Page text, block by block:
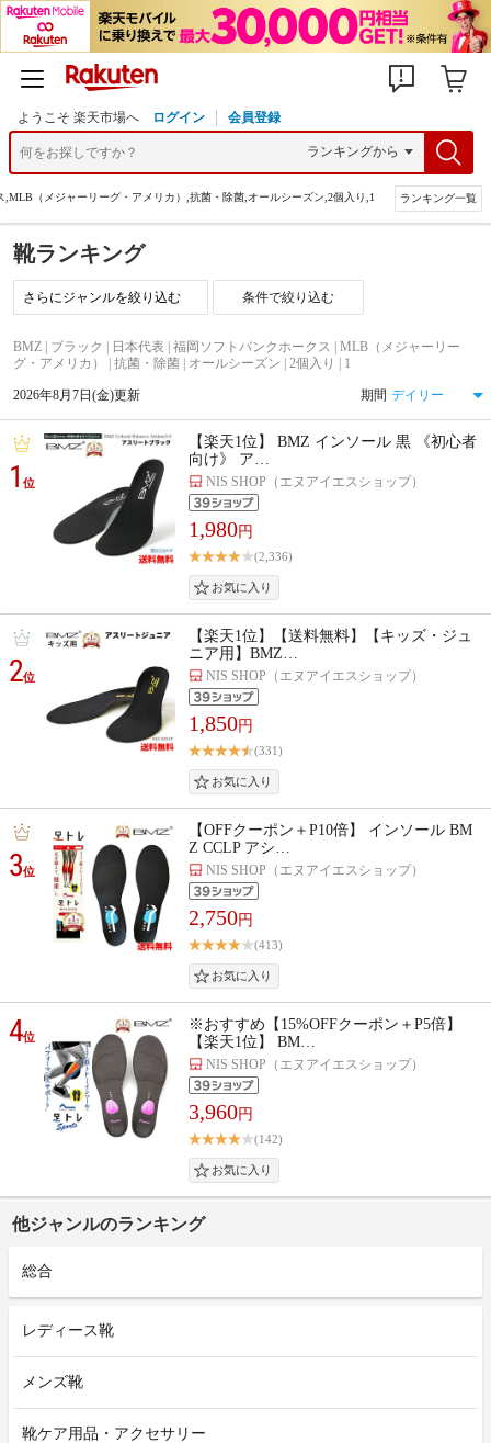
ようこそ 楽天市場へ ログイン 会員登録
（メジャーリーグ・アメリカ）,抗菌・除菌,オールシーズン,2個入り,1 ランキング一覧
靴ランキング
条件で絞り込む
BMZ | ブラック | 日本代表 | 福岡ソフトバンクホークス | MLB（メジャーリー
グ・アメリカ） | 抗菌・除菌 | オールシーズン | 2個入り | 1
2026年8月7日(金)更新 期間
1位
【楽天1位】 BMZ インソール 黒 《初心者
向け》 ア…
NIS SHOP（エヌアイエスショップ）
1,980円
(2,336)
2位
【楽天1位】【送料無料】【キッズ・ジュ
ニア用】BMZ…
NIS SHOP（エヌアイエスショップ）
1,850円
(331)
3位
【OFFクーポン＋P10倍】 インソール BM
Z CCLP アシ…
NIS SHOP（エヌアイエスショップ）
2,750円
(413)
4位
※おすすめ【15%OFFクーポン＋P5倍】
【楽天1位】 BM…
NIS SHOP（エヌアイエスショップ）
3,960円
(142)
他ジャンルのランキング
総合
レディース靴
メンズ靴
靴ケア用品・アクセサリー